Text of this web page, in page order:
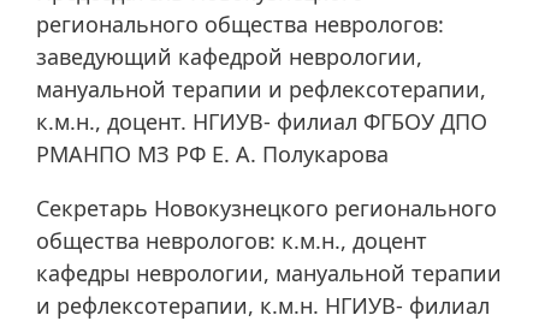
регионального общества неврологов:
заведующий кафедрой неврологии,
мануальной терапии и рефлексотерапии,
к.м.н., доцент. НГИУВ- филиал ФГБОУ ДПО
РМАНПО МЗ РФ Е. А. Полукарова
Секретарь Новокузнецкого регионального
общества неврологов: к.м.н., доцент
кафедры неврологии, мануальной терапии
и рефлексотерапии, к.м.н. НГИУВ- филиал